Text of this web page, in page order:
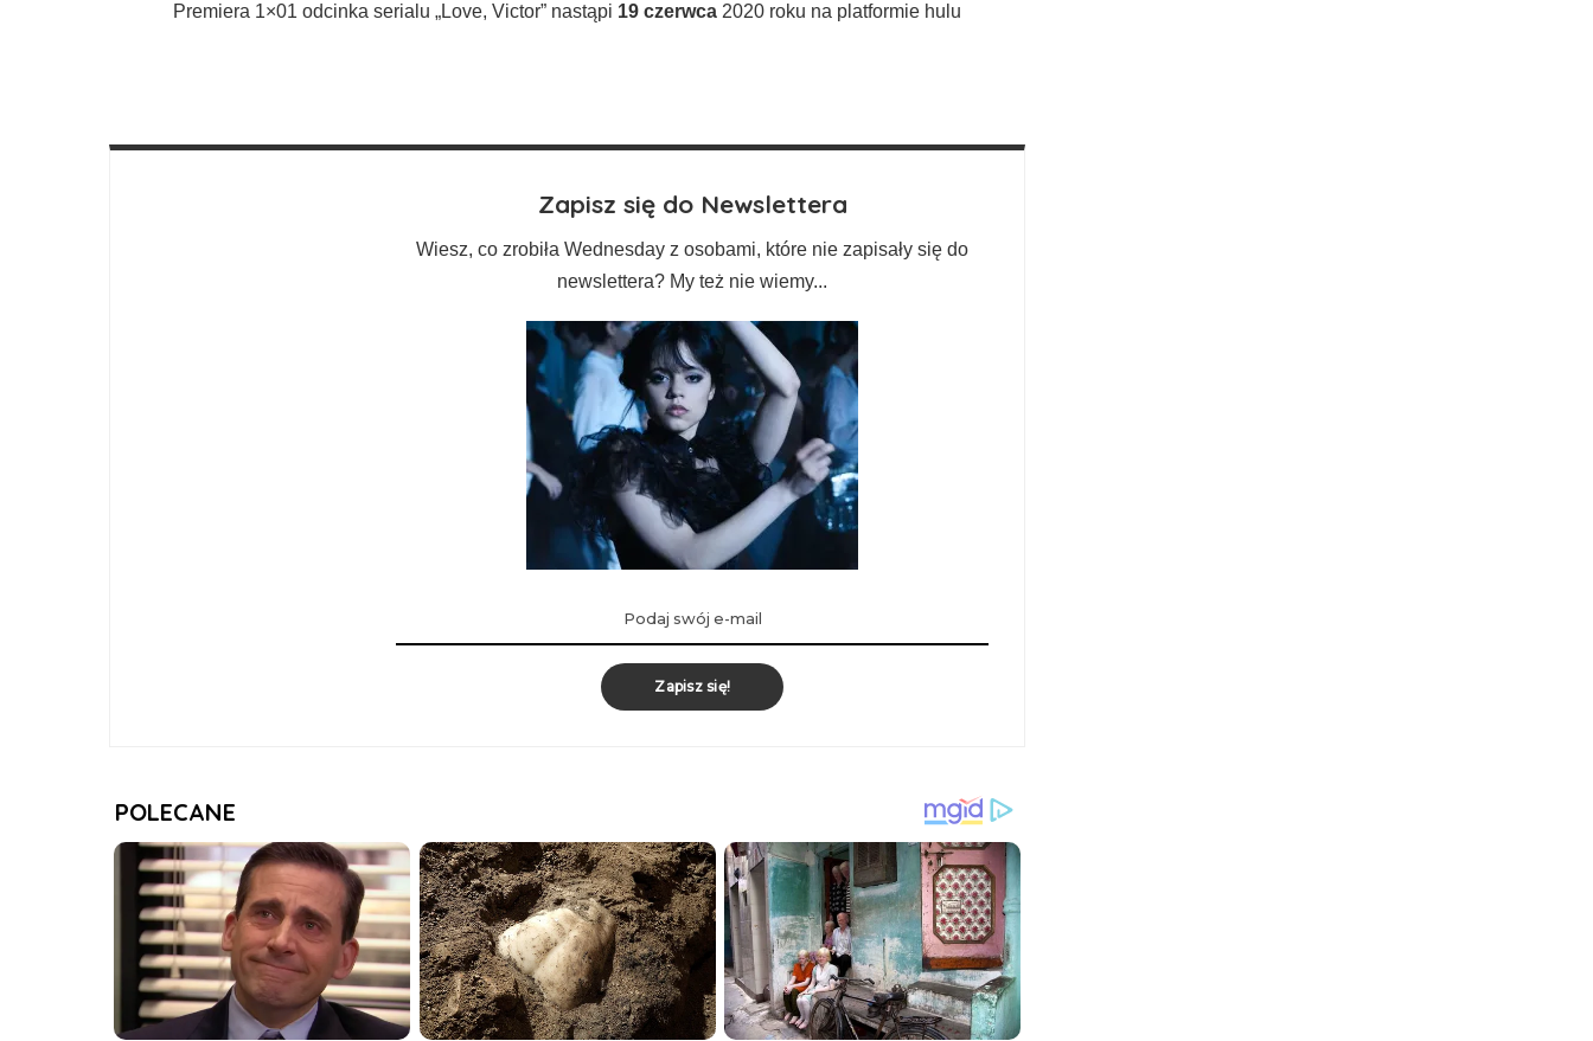
Premiera 1×01 odcinka serialu „Love, Victor” nastąpi 19 czerwca 2020 roku na platformie hulu
Zapisz się do Newslettera
Wiesz, co zrobiła Wednesday z osobami, które nie zapisały się do
newslettera? My też nie wiemy...
Zapisz się!